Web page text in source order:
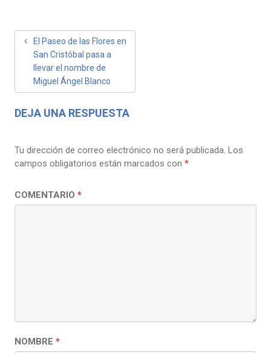
NAVEGACIÓN
ENTRADAS
El Paseo de las Flores en
San Cristóbal pasa a
llevar el nombre de
Miguel Ángel Blanco
DEJA UNA RESPUESTA
Tu dirección de correo electrónico no será publicada. Los
campos obligatorios están marcados con *
COMENTARIO *
NOMBRE *